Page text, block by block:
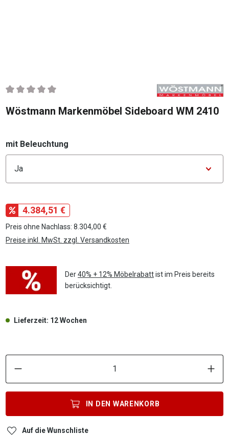
Durchschnittliche Bewertung von 0 von 5 Sternen
Wöstmann Markenmöbel Sideboard WM 2410
mit Beleuchtung
4.384,51 €
Preis ohne Nachlass: 8.304,00 €
Preise inkl. MwSt. zzgl. Versandkosten
Der40% + 12% Möbelrabattist im Preis bereits
berücksichtigt.
Lieferzeit: 12 Wochen
IN DEN WARENKORB
Auf die Wunschliste